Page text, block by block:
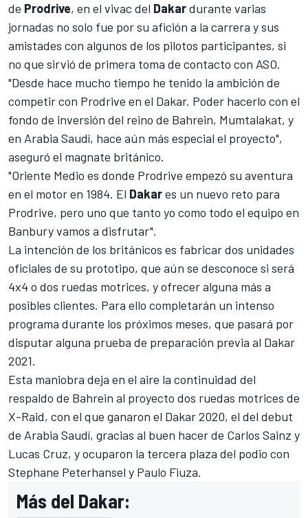
de Prodrive, en el vivac del Dakardurante varias
jornadas no solo fue por su afición a la carrera y sus
amistades con algunos de los pilotos participantes, si
no que sirvió de primera toma de contacto con ASO.
"Desde hace mucho tiempo he tenido la ambición de
competir con Prodrive en el Dakar. Poder hacerlo con el
fondo de inversión del reino de Bahrein, Mumtalakat, y
en Arabia Saudí, hace aún más especial el proyecto",
aseguró el magnate británico.
"Oriente Medio es donde Prodrive empezó su aventura
en el motor en 1984. El Dakares un nuevo reto para
Prodrive, pero uno que tanto yo como todo el equipo en
Banbury vamos a disfrutar".
La intención de los británicos es fabricar dos unidades
oficiales de su prototipo, que aún se desconoce si será
4x4 o dos ruedas motrices, y ofrecer alguna más a
posibles clientes. Para ello completarán un intenso
programa durante los próximos meses, que pasará por
disputar alguna prueba de preparación previa al Dakar
2021.
Esta maniobra deja en el aire la continuidad del
respaldo de Bahrein al proyecto dos ruedas motrices de
X-Raid, con el que ganaron el Dakar 2020, el del debut
de Arabia Saudí, gracias al buen hacer de Carlos Sainz y
Lucas Cruz, y ocuparon la tercera plaza del podio con
Stephane Peterhansel y Paulo Fiuza.
Más del Dakar: